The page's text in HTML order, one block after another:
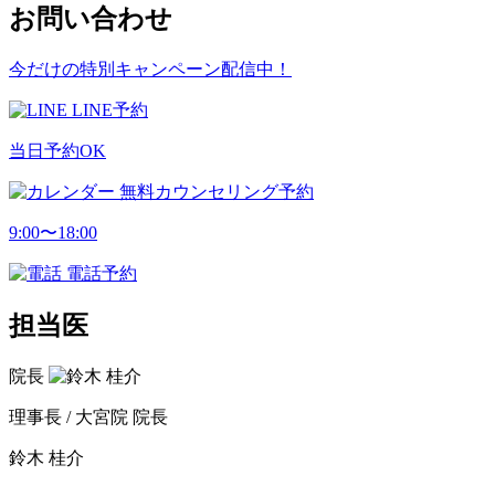
お問い合わせ
今だけの特別キャンペーン配信中！
LINE予約
当日予約OK
無料カウンセリング予約
9:00〜18:00
電話予約
担当医
院長
理事長 / 大宮院 院長
鈴木 桂介